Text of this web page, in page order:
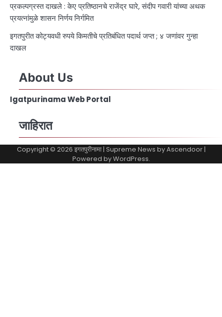
प्रकल्पग्रस्त दाखले : केए प्रतिष्ठानचे राजेंद्र घारे, संदीप गवारी यांच्या अथक
प्रयत्नांमुळे शासन निर्णय निर्गमित
इगतपुरीत कोट्यवधी रुपये किमतीचे प्रतिबंधित पदार्थ जप्त ; ४ जणांवर गुन्हा
दाखल
About Us
Igatpurinama Web Portal
जाहिरात
Copyright © 2026 इगतपुरीनामा| Supreme News byAscendoor|
Powered byWordPress.